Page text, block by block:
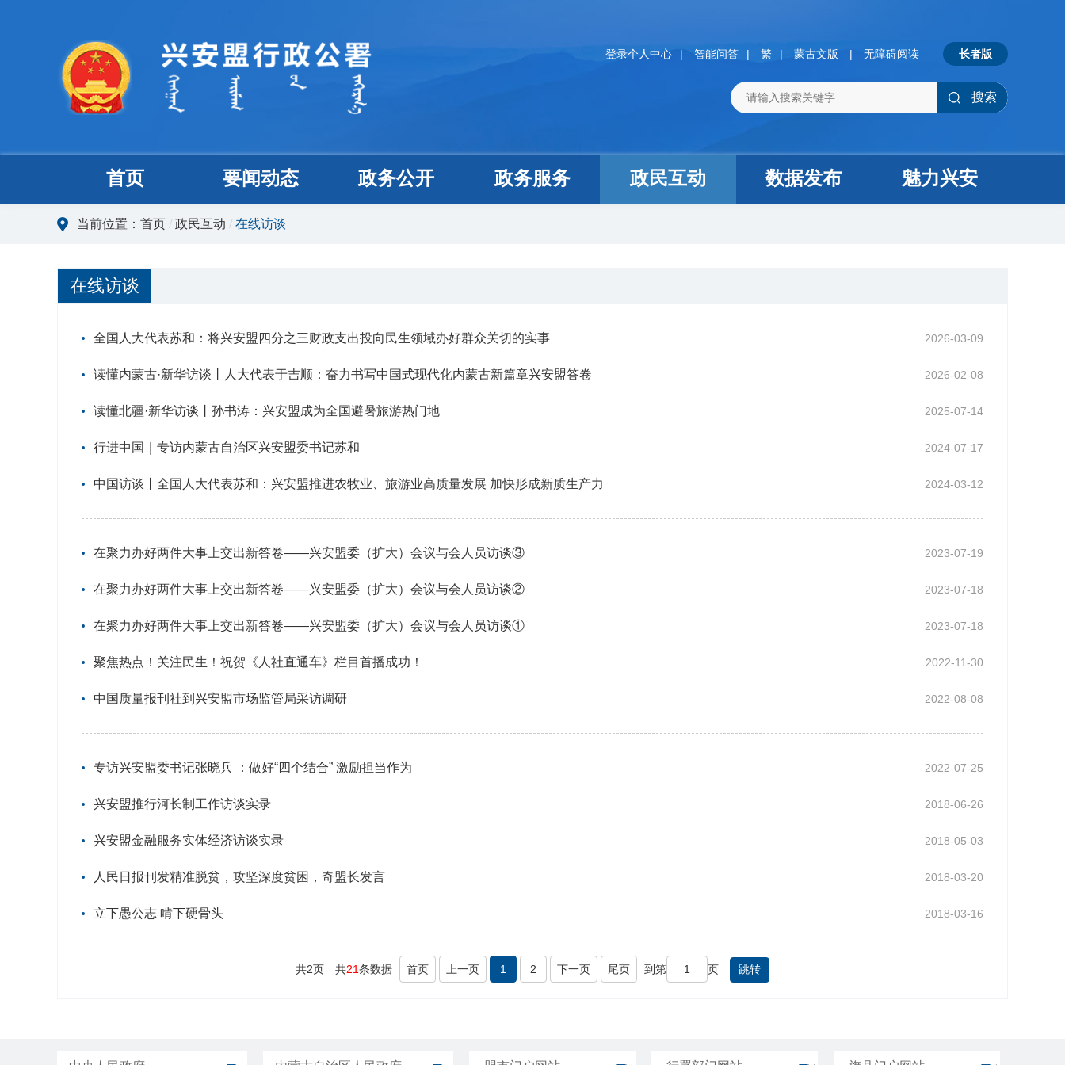
登录个人中心 | 智能问答 | 繁 | 蒙古文版 | 无障碍阅读 长者版
搜索
首页 要闻动态 政务公开 政务服务 政民互动 数据发布 魅力兴安
当前位置： 首页 / 政民互动 / 在线访谈
在线访谈
全国人大代表苏和：将兴安盟四分之三财政支出投向民生领域办好群众关切的实事 2026-03-09
读懂内蒙古·新华访谈丨人大代表于吉顺：奋力书写中国式现代化内蒙古新篇章兴安盟答卷 2026-02-08
读懂北疆·新华访谈丨孙书涛：兴安盟成为全国避暑旅游热门地 2025-07-14
行进中国｜专访内蒙古自治区兴安盟委书记苏和 2024-07-17
中国访谈丨全国人大代表苏和：兴安盟推进农牧业、旅游业高质量发展 加快形成新质生产力 2024-03-12
在聚力办好两件大事上交出新答卷——兴安盟委（扩大）会议与会人员访谈③ 2023-07-19
在聚力办好两件大事上交出新答卷——兴安盟委（扩大）会议与会人员访谈② 2023-07-18
在聚力办好两件大事上交出新答卷——兴安盟委（扩大）会议与会人员访谈① 2023-07-18
聚焦热点！关注民生！祝贺《人社直通车》栏目首播成功！ 2022-11-30
中国质量报刊社到兴安盟市场监管局采访调研 2022-08-08
专访兴安盟委书记张晓兵 ：做好“四个结合” 激励担当作为 2022-07-25
兴安盟推行河长制工作访谈实录 2018-06-26
兴安盟金融服务实体经济访谈实录 2018-05-03
人民日报刊发精准脱贫，攻坚深度贫困，奇盟长发言 2018-03-20
立下愚公志 啃下硬骨头 2018-03-16
共2页 共21条数据 首页 上一页 1 2 下一页 尾页 到第 页